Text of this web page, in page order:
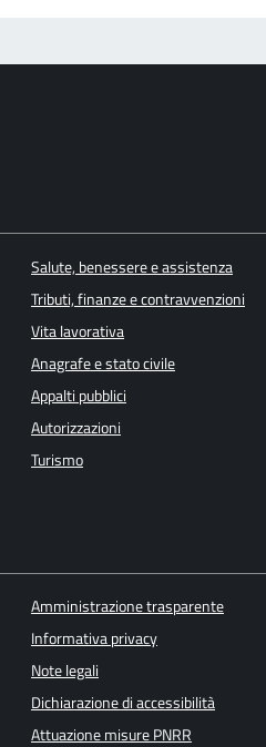
Salute, benessere e assistenza
Tributi, finanze e contravvenzioni
Vita lavorativa
Anagrafe e stato civile
Appalti pubblici
Autorizzazioni
Turismo
Amministrazione trasparente
Informativa privacy
Note legali
Dichiarazione di accessibilità
Attuazione misure PNRR